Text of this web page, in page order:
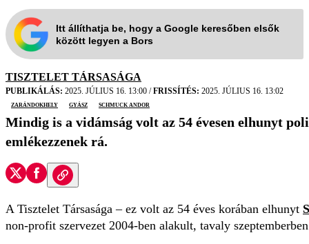
Itt állíthatja be, hogy a Google keresőben elsők
között legyen a Bors
TISZTELET TÁRSASÁGA
PUBLIKÁLÁS: 2025. JÚLIUS 16. 13:00 /FRISSÍTÉS: 2025. JÚLIUS 16. 13:02
zarándokhely
gyász Schmuck Andor
Mindig is a vidámság volt az 54 évesen elhunyt
emlékezzenek rá.
A Tisztelet Társasága – ez volt az 54 éves korában elhunyt
non-profit szervezet 2004-ben alakult, tavaly